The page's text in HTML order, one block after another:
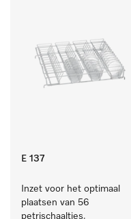
E 137
Inzet voor het optimaal
plaatsen van 56
petrischaaltjes.